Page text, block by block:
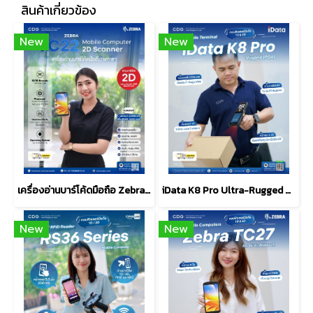
สินค้าเกี่ยวข้อง
New
เครื่องอ่านบาร์โค้ดมือถือ Zebra TC22 Mobile Computers
New
iData K8 Pro Ultra-Rugged Android Mobile Computer (PDA)
New New